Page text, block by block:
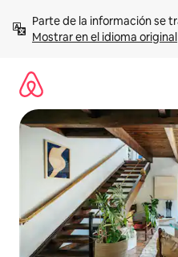
contenidoMostrar en el idioma original